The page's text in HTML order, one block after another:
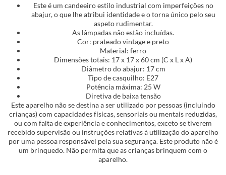
Este é um candeeiro estilo industrial com imperfeições no
abajur, o que lhe atribui identidade e o torna único pelo seu
aspeto rudimentar.
As lâmpadas não estão incluídas.
Cor: prateado vintage e preto
Material: ferro
Dimensões totais: 17 x 17 x 60 cm (C x L x A)
Diâmetro do abajur: 17 cm
Tipo de casquilho: E27
Potência máxima: 25 W
Diretiva de baixa tensão
Este aparelho não se destina a ser utilizado por pessoas (incluindo
crianças) com capacidades físicas, sensoriais ou mentais reduzidas,
ou com falta de experiência e conhecimentos, exceto se tiverem
recebido supervisão ou instruções relativas à utilização do aparelho
por uma pessoa responsável pela sua segurança. Este produto não é
um brinquedo. Não permita que as crianças brinquem com o
aparelho.